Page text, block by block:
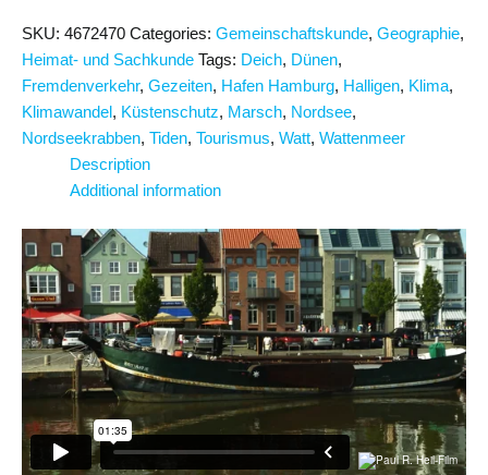
SKU: 4672470 Categories: Gemeinschaftskunde, Geographie,
Heimat- und Sachkunde Tags: Deich, Dünen,
Fremdenverkehr, Gezeiten, Hafen Hamburg, Halligen, Klima,
Klimawandel , Küstenschutz, Marsch, Nordsee,
Nordseekrabben, Tiden, Tourismus, Watt, Wattenmeer
Description
Additional information